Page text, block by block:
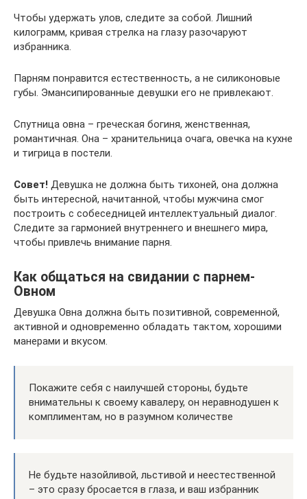
Чтобы удержать улов, следите за собой. Лишний
килограмм, кривая стрелка на глазу разочаруют
избранника.
Парням понравится естественность, а не силиконовые
губы. Эмансипированные девушки его не привлекают.
Спутница овна – греческая богиня, женственная,
романтичная. Она – хранительница очага, овечка на кухне
и тигрица в постели.
Совет! Девушка не должна быть тихоней, она должна
быть интересной, начитанной, чтобы мужчина смог
построить с собеседницей интеллектуальный диалог.
Следите за гармонией внутреннего и внешнего мира,
чтобы привлечь внимание парня.
Как общаться на свидании с парнем-
Овном
Девушка Овна должна быть позитивной, современной,
активной и одновременно обладать тактом, хорошими
манерами и вкусом.
Покажите себя с наилучшей стороны, будьте
внимательны к своему кавалеру, он неравнодушен к
комплиментам, но в разумном количестве
Не будьте назойливой, льстивой и неестественной
– это сразу бросается в глаза, и ваш избранник